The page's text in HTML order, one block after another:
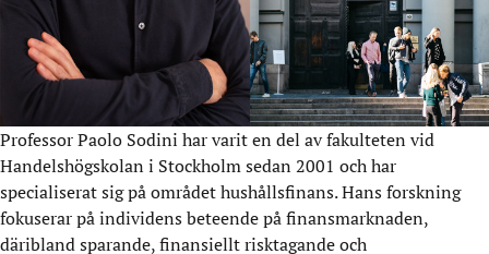
Professor Paolo Sodini har varit en del av fakulteten vid
Handelshögskolan i Stockholm sedan 2001 och har
specialiserat sig på området hushållsfinans. Hans forskning
fokuserar på individens beteende på finansmarknaden,
däribland sparande, finansiellt risktagande och